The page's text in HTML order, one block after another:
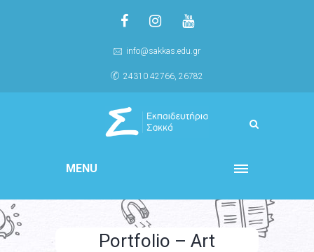
info@sakkas.edu.gr
24310 42766, 26782
MENU
Portfolio – Art